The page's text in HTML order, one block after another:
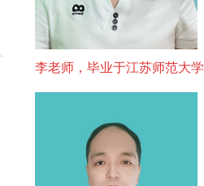
李老师，毕业于江苏师范大学